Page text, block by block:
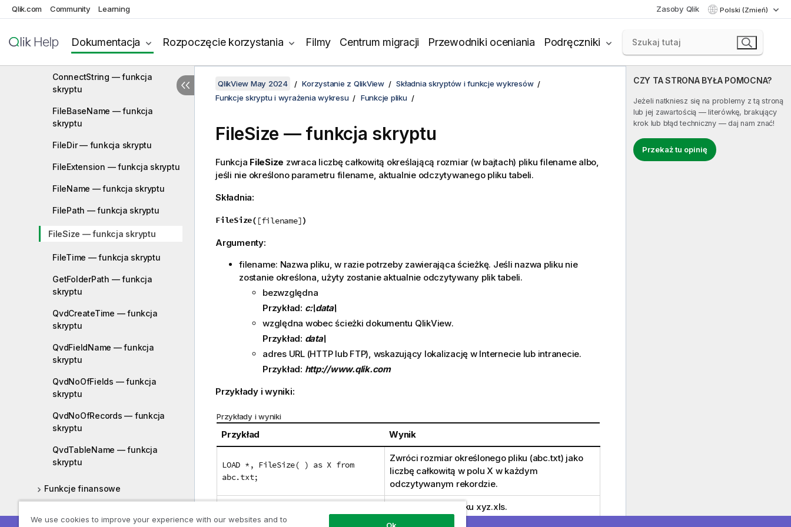
Qlik.com Community Learning Zasoby Qlik Polski (Zmień)
Dokumentacja Rozpoczęcie korzystania Filmy Centrum migracji Przewodniki oceniania Podręczniki
Funkcje pól
Funkcje pliku
Attribute — funkcja skryptu
ConnectString — funkcja
skryptu
FileBaseName — funkcja
skryptu
FileDir — funkcja skryptu
FileExtension — funkcja skryptu
FileName — funkcja skryptu
FilePath — funkcja skryptu
FileSize — funkcja skryptu
FileTime — funkcja skryptu
GetFolderPath — funkcja
skryptu
QvdCreateTime — funkcja
skryptu
QvdFieldName — funkcja
skryptu
QvdNoOfFields — funkcja
skryptu
QvdNoOfRecords — funkcja
skryptu
QvdTableName — funkcja
skryptu
Funkcje finansowe
CZY TA STRONA BYŁA POMOCNA?
Jeżeli natkniesz się na problemy z tą stroną
lub jej zawartością — literówkę, brakujący
krok lub błąd techniczny — daj nam znać!
Przekaż tu opinię
QlikView May 2024 Korzystanie z QlikView
Składnia skryptów i funkcje wykresów
Funkcje skryptu i wyrażenia wykresu
Funkcje pliku
FileSize — funkcja skryptu
Funkcja FileSize zwraca liczbę całkowitą określającą rozmiar (w bajtach) plikufilenamealbo,
jeśli nie określono parametru filename, aktualnie odczytywanego pliku tabeli.
Składnia:
FileSize( [filename])
Argumenty:
filename: Nazwa pliku, w razie potrzeby zawierająca ścieżkę. Jeśli nazwa pliku nie
zostanie określona, użyty zostanie aktualnie odczytywany plik tabeli.
bezwzględna
Przykład: c:\data\
względna wobec ścieżki dokumentu QlikView.
Przykład: data\
adres URL (HTTPlub FTP), wskazujący lokalizację w Internecie lub intranecie.
Przykład: http://www.qlik.com
Przykłady i wyniki:
Przykłady i wyniki
Przykład Wynik
LOAD *, FileSize( ) as X from
abc.txt;
Zwróci rozmiar określonego pliku (abc.txt) jako
liczbę całkowitą w polu X w każdym
odczytywanym rekordzie.
Zwróci rozmiar pliku xyz.xls.
We use cookies to improve your experience with our websites and to